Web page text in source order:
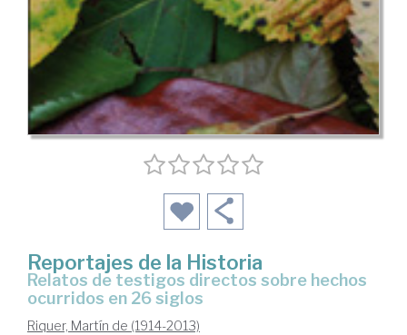
Reportajes de la Historia
relatos de testigos directos sobre hechos
ocurridos en 26 siglos
Riquer, Martín de (1914-2013)